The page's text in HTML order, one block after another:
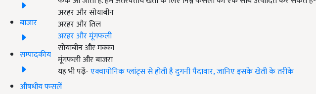
बाजार
सम्पादकीय
औषधीय फसलें
अरहर और सोयाबीन
अरहर और तिल
अरहर और मूंगफली
सोयाबीन और मक्का
मूंगफली और बाजरा
यह भी पढ़ें-एक्वापोनिक प्लांट्स से होती है दुगनी पैदावार, जानिए इसके खेती के तरीके